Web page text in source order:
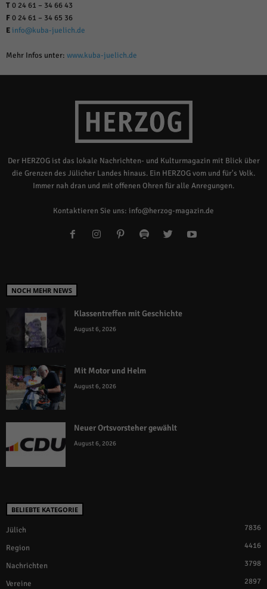
T0 24 61 – 34 66 43
F0 24 61 – 34 65 36
Einfo@kuba-juelich.de
Mehr Infos unter: www.kuba-juelich.de
Der HERZOG ist das lokale Nachrichten- und Kulturmagazin mit Blick über
die Grenzen des Jülicher Landes hinaus. Ein HERZOG vom und für's Volk.
Immer nah dran und mit offenen Ohren für alle Anregungen.
Kontaktieren Sie uns: info@herzog-magazin.de
NOCH MEHR NEWS
Klassentreffen mit Geschichte
August 6, 2026
Mit Motor und Helm
August 6, 2026
Neuer Ortsvorsteher gewählt
August 6, 2026
BELIEBTE KATEGORIE
Jülich 7836
Region 4416
Nachrichten 3798
Vereine 2897